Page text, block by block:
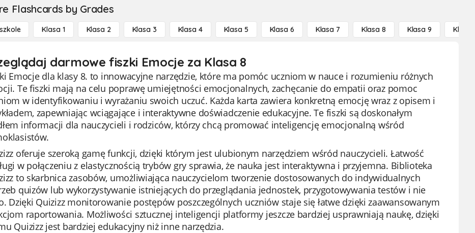
Flashcards by Grades
Klasa 1 Klasa 2 Klasa 3 Klasa 4 Klasa 5 Klasa 6 Klasa 7 Klasa 8 Klasa 9 Klasa
darmowe fiszki Emocje za Klasa 8
Emocje dla klasy 8. to innowacyjne narzędzie, które ma pomóc uczniom w nauce i rozumieniu różnych
Te fiszki mają na celu poprawę umiejętności emocjonalnych, zachęcanie do empatii oraz pomoc
w identyfikowaniu i wyrażaniu swoich uczuć. Każda karta zawiera konkretną emocję wraz z opisem i
zapewniając wciągające i interaktywne doświadczenie edukacyjne. Te fiszki są doskonałym
informacji dla nauczycieli i rodziców, którzy chcą promować inteligencję emocjonalną wśród
oferuje szeroką gamę funkcji, dzięki którym jest ulubionym narzędziem wśród nauczycieli. Łatwość
w połączeniu z elastycznością trybów gry sprawia, że nauka jest interaktywna i przyjemna. Biblioteka
to skarbnica zasobów, umożliwiająca nauczycielom tworzenie dostosowanych do indywidualnych
quizów lub wykorzystywanie istniejących do przeglądania jednostek, przygotowywania testów i nie
Dzięki Quizizz monitorowanie postępów poszczególnych uczniów staje się łatwe dzięki zaawansowanym
raportowania. Możliwości sztucznej inteligencji platformy jeszcze bardziej usprawniają naukę, dzięki
Quizizz jest bardziej edukacyjny niż inne narzędzia.